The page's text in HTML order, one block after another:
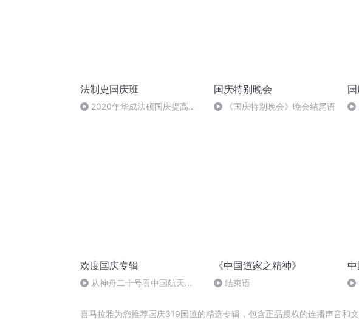
法制史国庆班
2020年华成法硕国庆提高班
国庆特别晚会
《国庆特别晚会》晚会结尾语
欢度国庆专辑
从神舟二十号看中国航天
《中国道家之精神》
结束语
喜马拉雅为您推荐国庆319国道的精选专辑，包含正品授权的连播声音和